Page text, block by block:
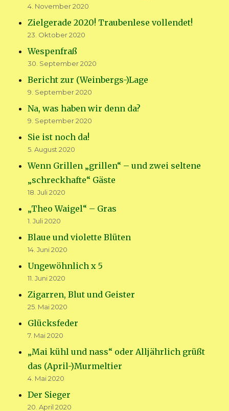
4. November 2020
Zielgerade 2020! Traubenlese vollendet!
23. Oktober 2020
Wespenfraß
30. September 2020
Bericht zur (Weinbergs-)Lage
9. September 2020
Na, was haben wir denn da?
9. September 2020
Sie ist noch da!
5. August 2020
Wenn Grillen „grillen“ – und zwei seltene
„schreckhafte“ Gäste
18. Juli 2020
„Theo Waigel“ – Gras
1. Juli 2020
Blaue und violette Blüten
14. Juni 2020
Ungewöhnlich x 5
11. Juni 2020
Zigarren, Blut und Geister
25. Mai 2020
Glücksfeder
7. Mai 2020
„Mai kühl und nass“ oder Alljährlich grüßt
das (April-)Murmeltier
4. Mai 2020
Der Sieger
20. April 2020